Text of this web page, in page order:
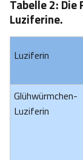
Luziferin
Tabelle 2:
Luziferine.
Glühwürmchen-
Luziferin